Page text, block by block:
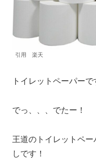
引用 楽天
トイレットペーパーで
でっ、、、でたー！
王道のトイレットペ
しです！